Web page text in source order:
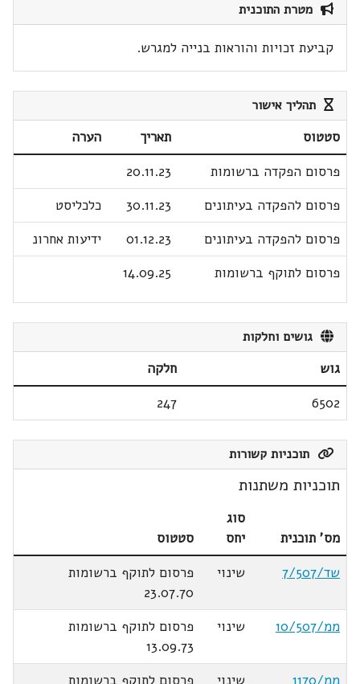
מטרת התוכנית
קביעת זכויות והוראות בנייה למגרש.
תהליך אישור
סטטוס תאריך
הערה
פרסום הפקדה ברשומות
20.11.23
פרסום להפקדה בעיתונים
30.11.23
כלכליסט
פרסום להפקדה בעיתונים
01.12.23
ידיעות אחרונ
פרסום לתוקף ברשומות
14.09.25
גושים וחלקות
גוש
חלקה
6502
247
תוכניות קשורות
תוכניות משתנות
מס' תוכנית
סוג
יחס
סטטוס
שד/7/507
שינוי
פרסום לתוקף ברשומות
23.07.70
ממ/10/507
שינוי
פרסום לתוקף ברשומות
13.09.73